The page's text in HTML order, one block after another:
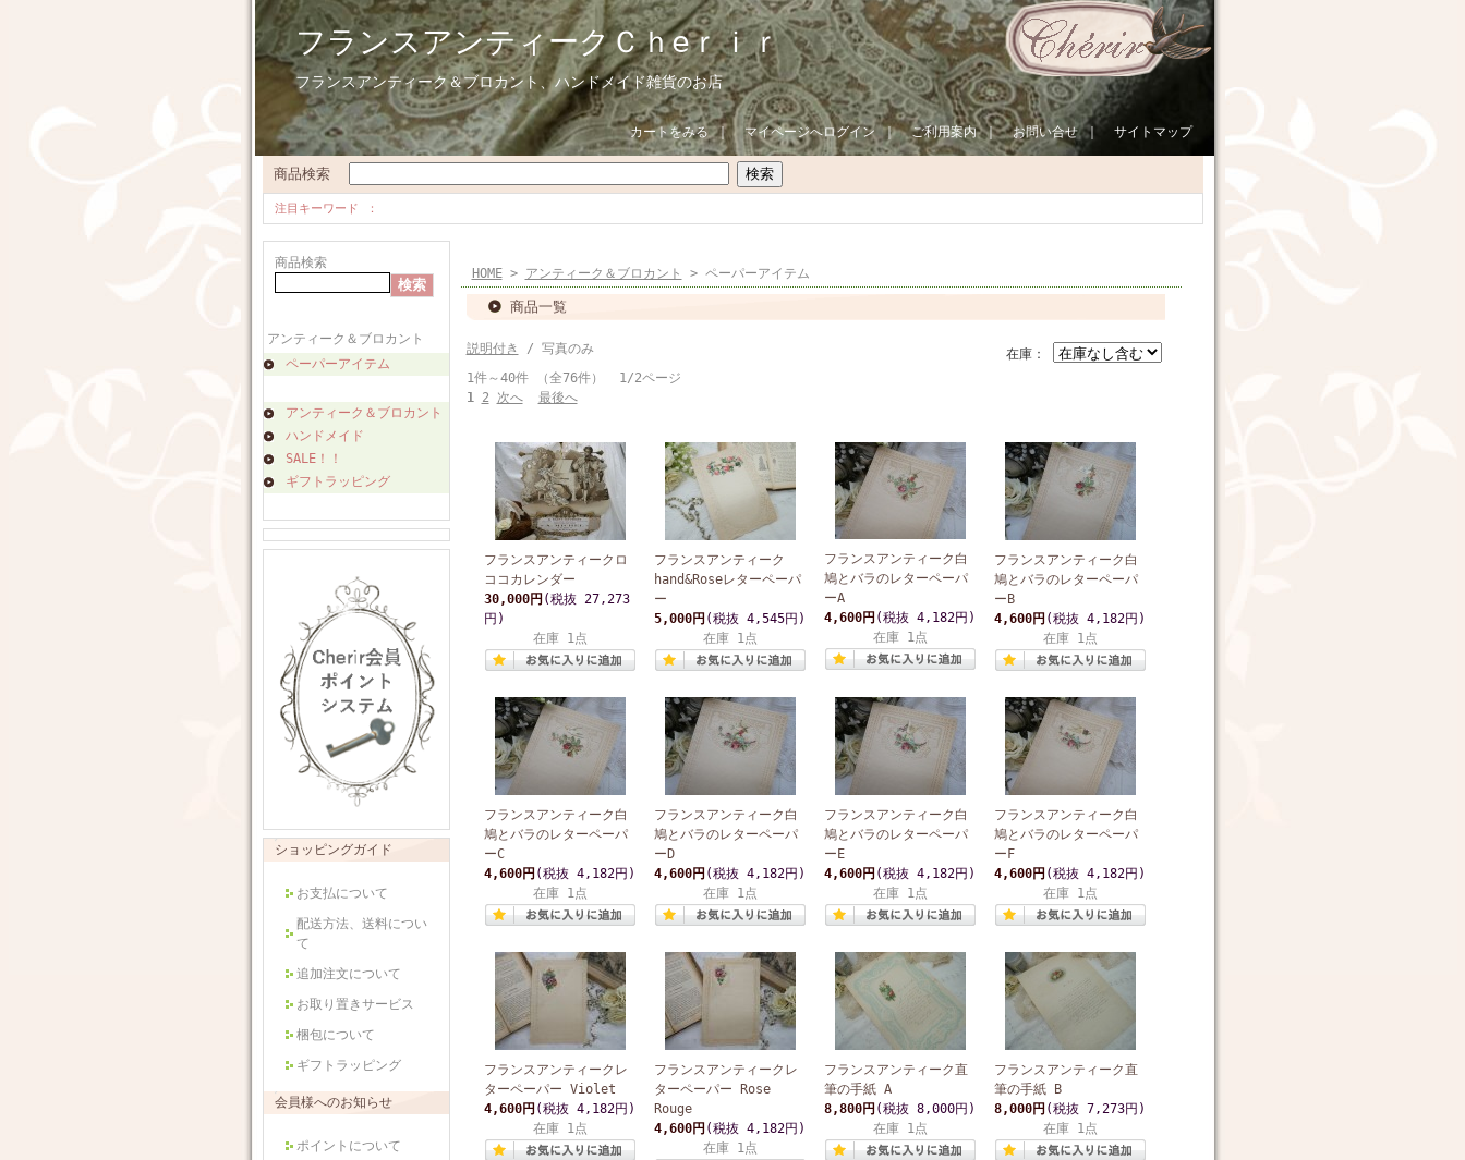
フランスアンティークＣｈeｒｉｒ
フランスアンティーク＆ブロカント、ハンドメイド雑貨のお店
カートをみる｜ マイページへログイン｜ ご利用案内｜ お問い合せ｜ サイトマップ
商品検索
注目キーワード
商品検索
アンティーク＆ブロカント
ペーパーアイテム
アンティーク＆ブロカント
ハンドメイド
SALE！！
ギフトラッピング
ショッピングガイド
お支払について
配送方法、送料につい
て
追加注文について
お取り置きサービス
梱包について
ギフトラッピング
会員様へのお知らせ
ポイントについて
HOME> アンティーク＆ブロカント > ペーパーアイテム
商品一覧
在庫：
説明付き
/ 写真のみ
1件～40件 （全76件） 1/2ページ
1
2 次へ 最後へ
フランスアンティークロ
ココカレンダー
30,000円 (税抜 27,273
円)
在庫 1点
フランスアンティーク
hand&Roseレターペーパ
ー
5,000円 (税抜 4,545円)
在庫 1点
フランスアンティーク白
鳩とバラのレターペーパ
ーA
4,600円 (税抜 4,182円)
在庫 1点
フランスアンティーク白
鳩とバラのレターペーパ
ーB
4,600円 (税抜 4,182円)
在庫 1点
フランスアンティーク白
鳩とバラのレターペーパ
ーC
4,600円 (税抜 4,182円)
在庫 1点
フランスアンティーク白
鳩とバラのレターペーパ
ーD
4,600円 (税抜 4,182円)
在庫 1点
フランスアンティーク白
鳩とバラのレターペーパ
ーE
4,600円 (税抜 4,182円)
在庫 1点
フランスアンティーク白
鳩とバラのレターペーパ
ーF
4,600円 (税抜 4,182円)
在庫 1点
フランスアンティークレ
ターペーパー Violet
4,600円 (税抜 4,182円)
在庫 1点
フランスアンティークレ
ターペーパー Rose
Rouge
4,600円 (税抜 4,182円)
在庫 1点
フランスアンティーク直
筆の手紙 A
8,800円 (税抜 8,000円)
在庫 1点
フランスアンティーク直
筆の手紙 B
8,000円 (税抜 7,273円)
在庫 1点